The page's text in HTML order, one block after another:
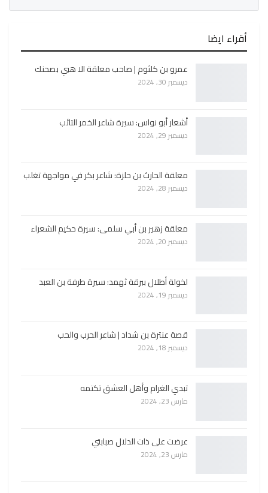
أقراء ايضا
عمرو بن كلثوم | صاحب معلقة الا هبي بصحنك
ديسمبر 30, 2024
أشعار أبو نواس: سيرة شاعر الخمر التائب
ديسمبر 29, 2024
معلقة الحارث بن حلزة: شاعر بكر في مواجهة تغلب
ديسمبر 28, 2024
معلقة زهير بن أبي سلمى: سيرة حكيم الشعراء
ديسمبر 20, 2024
لخولة أطلال ببرقة ثهمد: سيرة طرفة بن العبد
ديسمبر 19, 2024
قصة عنترة بن شداد | شاعر الحرب والحب
ديسمبر 18, 2024
تبدي الغرام وأهل العشق تكتمه
مارس 23, 2024
عرضت على ذات الدلال صبابتي
مارس 23, 2024